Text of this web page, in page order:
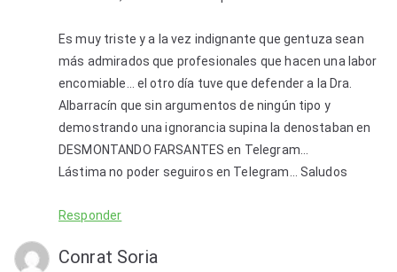
Es muy triste y a la vez indignante que gentuza sean
más admirados que profesionales que hacen una labor
encomiable… el otro día tuve que defender a la Dra.
Albarracín que sin argumentos de ningún tipo y
demostrando una ignorancia supina la denostaban en
DESMONTANDO FARSANTES en Telegram…
Lástima no poder seguiros en Telegram… Saludos
Responder
Conrat Soria